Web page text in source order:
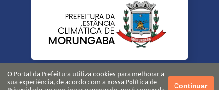
O Portal da Prefeitura utiliza cookies para melhorar a
sua experiência, de acordo com a nossa Política de
Continuar